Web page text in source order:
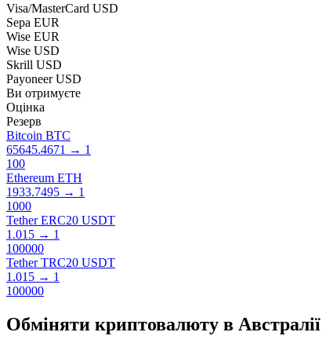
Visa/MasterCard USD
Sepa EUR
Wise EUR
Wise USD
Skrill USD
Payoneer USD
Ви отримуєте
Оцінка
Резерв
Bitcoin BTC
65645.4671 → 1
100
Ethereum ETH
1933.7495 → 1
1000
Tether ERC20 USDT
1.015 → 1
100000
Tether TRC20 USDT
1.015 → 1
100000
Обміняти криптовалюту в Австралії